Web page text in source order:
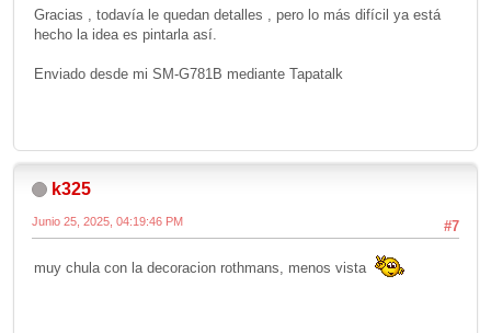
Gracias , todavía le quedan detalles , pero lo más difícil ya está
hecho la idea es pintarla así.
Enviado desde mi SM-G781B mediante Tapatalk
k325
#7
Junio 25, 2025, 04:19:46 PM
muy chula con la decoracion rothmans, menos vista